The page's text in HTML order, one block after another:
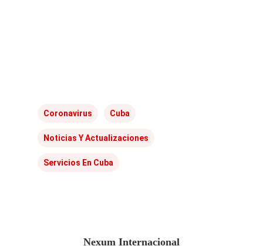
Coronavirus Cuba
Noticias Y Actualizaciones
Servicios En Cuba
Nexum Internacional